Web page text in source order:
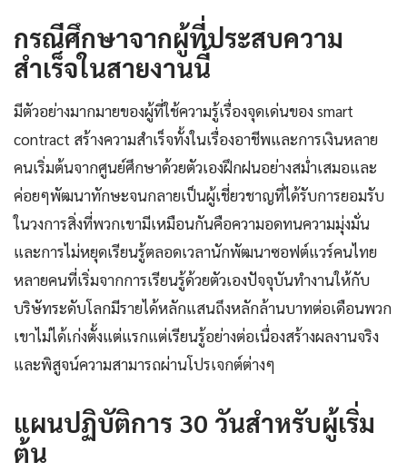
กรณีศึกษาจากผู้ที่ประสบความ
สำเร็จในสายงานนี้
มีตัวอย่างมากมายของผู้ที่ใช้ความรู้เรื่องจุดเด่นของ smart
contract สร้างความสำเร็จทั้งในเรื่องอาชีพและการเงินหลาย
คนเริ่มต้นจากศูนย์ศึกษาด้วยตัวเองฝึกฝนอย่างสม่ำเสมอและ
ค่อยๆพัฒนาทักษะจนกลายเป็นผู้เชี่ยวชาญที่ได้รับการยอมรับ
ในวงการสิ่งที่พวกเขามีเหมือนกันคือความอดทนความมุ่งมั่น
และการไม่หยุดเรียนรู้ตลอดเวลานักพัฒนาซอฟต์แวร์คนไทย
หลายคนที่เริ่มจากการเรียนรู้ด้วยตัวเองปัจจุบันทำงานให้กับ
บริษัทระดับโลกมีรายได้หลักแสนถึงหลักล้านบาทต่อเดือนพวก
เขาไม่ได้เก่งตั้งแต่แรกแต่เรียนรู้อย่างต่อเนื่องสร้างผลงานจริง
และพิสูจน์ความสามารถผ่านโปรเจกต์ต่างๆ
แผนปฏิบัติการ 30 วันสำหรับผู้เริ่ม
ต้น